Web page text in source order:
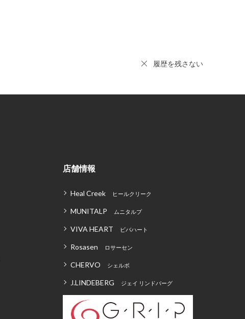
履歴を残さない
店舗情報
Heal Creek ヒールクリーク
MUNITALP ムニタルプ
VIVA HEART ビバハート
Rosasen ロサーセン
CHERVO シェルボ
J.LINDEBERG ジェイ リンドバーグ